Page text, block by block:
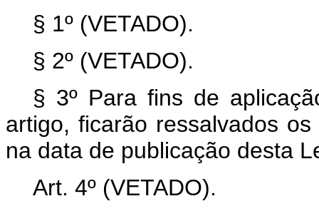
§ 1º (VETADO).
§ 2º (VETADO).
§ 3º Para fins de
artigo, ficarão ressalvados
na data de publicação desta
Art. 4º (VETADO).